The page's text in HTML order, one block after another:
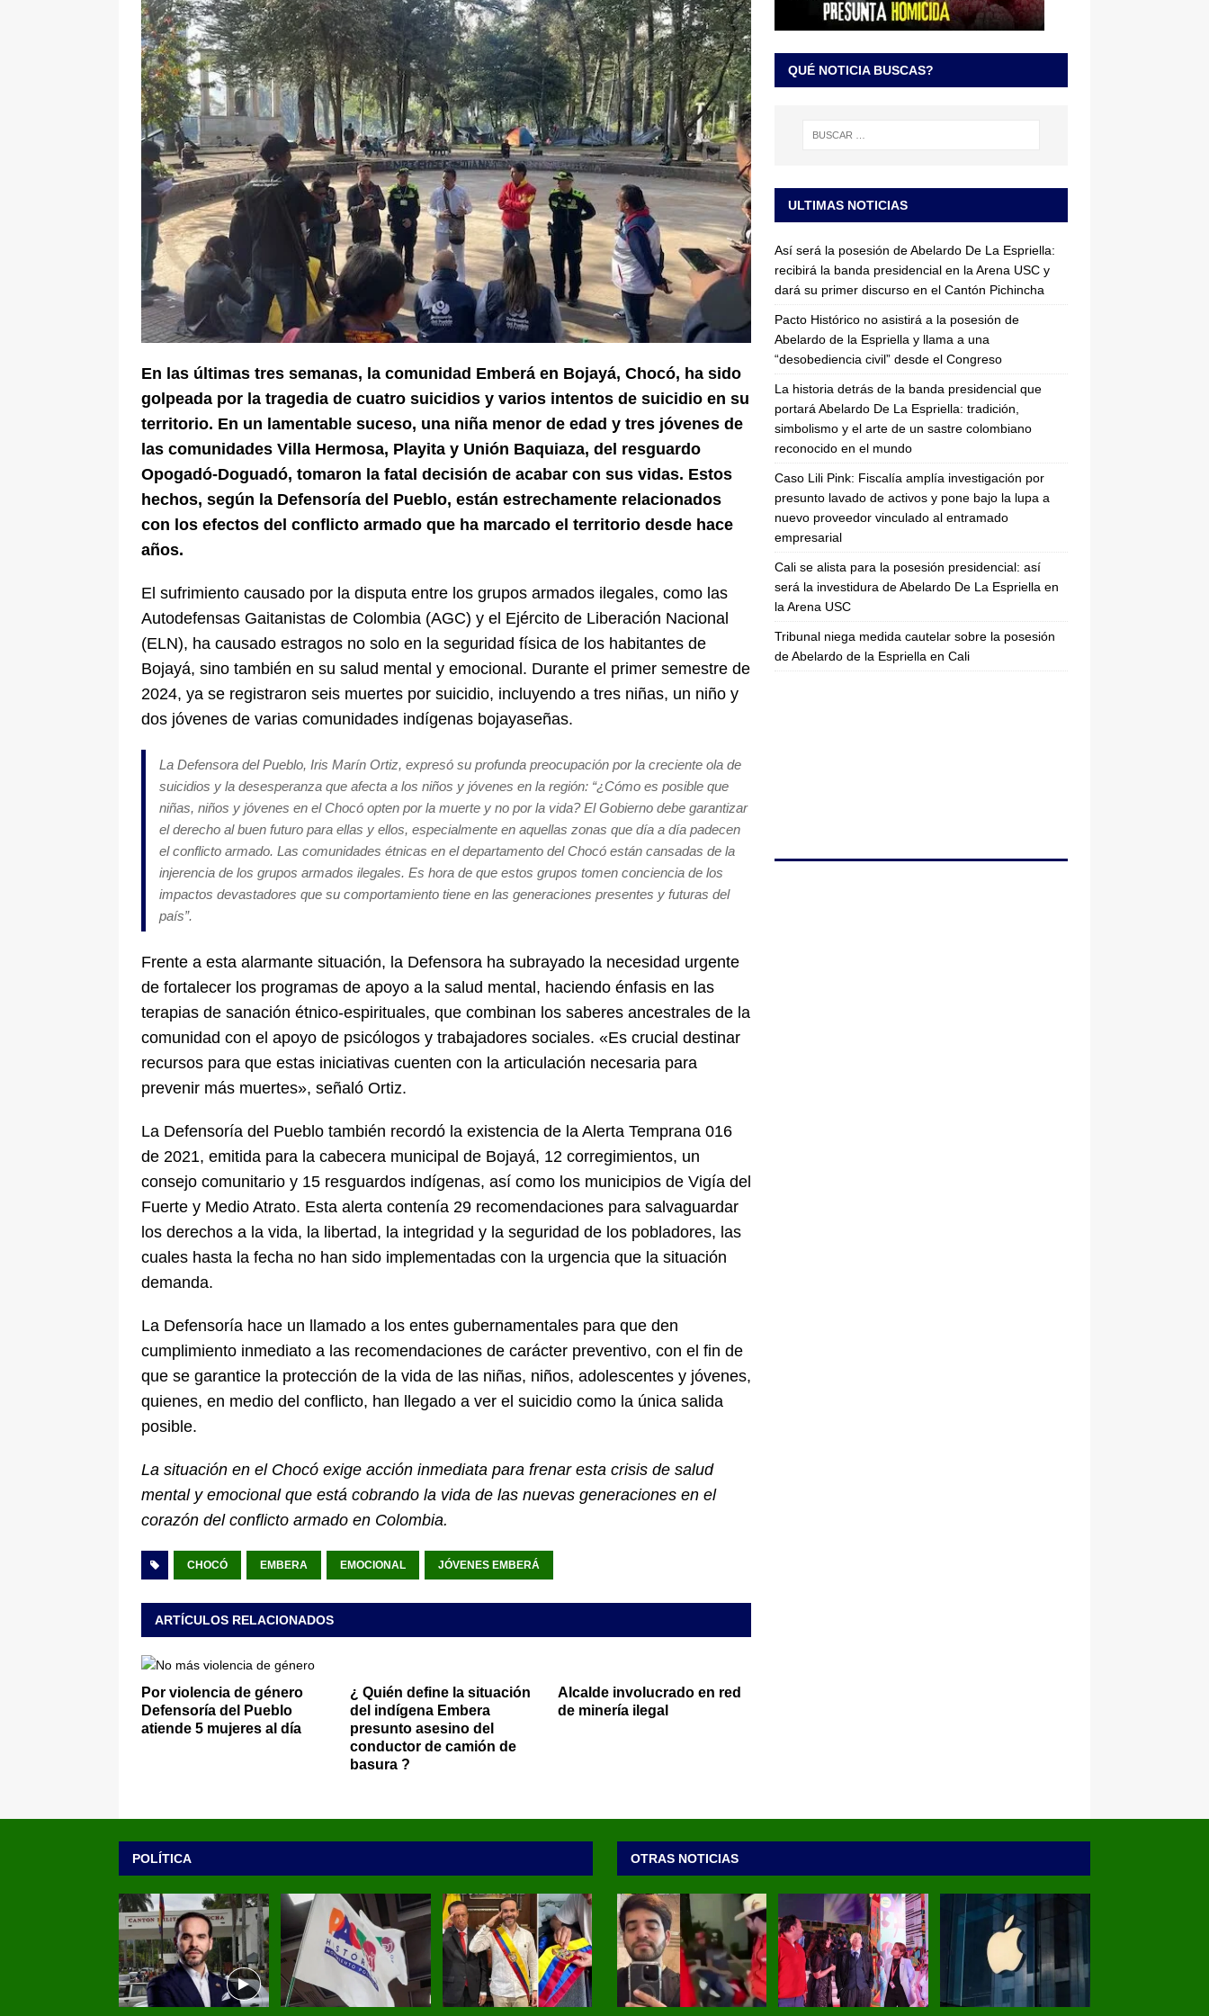
pone bajo la lupa a nuevo proveedor vinculado al entramado empresarial JUDICIALES
[ 6 de agosto de 2026 ] Cali se alista para la posesión presidencial: así será la investidura de Abelardo
De La Espriella en la Arena USC LO ÚLTIMO
En las últimas tres semanas, la comunidad Emberá en Bojayá, Chocó, ha sido
golpeada por la tragedia de cuatro suicidios y varios intentos de suicidio en su
territorio. En un lamentable suceso, una niña menor de edad y tres jóvenes de
las comunidades Villa Hermosa, Playita y Unión Baquiaza, del resguardo
Opogadó-Doguadó, tomaron la fatal decisión de acabar con sus vidas. Estos
hechos, según la Defensoría del Pueblo, están estrechamente relacionados
con los efectos del conflicto armado que ha marcado el territorio desde hace
años.
El sufrimiento causado por la disputa entre los grupos armados ilegales, como las
Autodefensas Gaitanistas de Colombia (AGC) y el Ejército de Liberación Nacional
(ELN), ha causado estragos no solo en la seguridad física de los habitantes de
Bojayá, sino también en su salud mental y emocional. Durante el primer semestre de
2024, ya se registraron seis muertes por suicidio, incluyendo a tres niñas, un niño y
dos jóvenes de varias comunidades indígenas bojayaseñas.
La Defensora del Pueblo, Iris Marín Ortiz, expresó su profunda preocupación por la creciente ola de
suicidios y la desesperanza que afecta a los niños y jóvenes en la región: “¿Cómo es posible que
niñas, niños y jóvenes en el Chocó opten por la muerte y no por la vida? El Gobierno debe garantizar
el derecho al buen futuro para ellas y ellos, especialmente en aquellas zonas que día a día padecen
el conflicto armado. Las comunidades étnicas en el departamento del Chocó están cansadas de la
injerencia de los grupos armados ilegales. Es hora de que estos grupos tomen conciencia de los
impactos devastadores que su comportamiento tiene en las generaciones presentes y futuras del
país”.
Frente a esta alarmante situación, la Defensora ha subrayado la necesidad urgente
de fortalecer los programas de apoyo a la salud mental, haciendo énfasis en las
terapias de sanación étnico-espirituales, que combinan los saberes ancestrales de la
comunidad con el apoyo de psicólogos y trabajadores sociales. «Es crucial destinar
recursos para que estas iniciativas cuenten con la articulación necesaria para
prevenir más muertes», señaló Ortiz.
La Defensoría del Pueblo también recordó la existencia de la Alerta Temprana 016
de 2021, emitida para la cabecera municipal de Bojayá, 12 corregimientos, un
consejo comunitario y 15 resguardos indígenas, así como los municipios de Vigía del
Fuerte y Medio Atrato. Esta alerta contenía 29 recomendaciones para salvaguardar
los derechos a la vida, la libertad, la integridad y la seguridad de los pobladores, las
cuales hasta la fecha no han sido implementadas con la urgencia que la situación
demanda.
La Defensoría hace un llamado a los entes gubernamentales para que den
cumplimiento inmediato a las recomendaciones de carácter preventivo, con el fin de
que se garantice la protección de la vida de las niñas, niños, adolescentes y jóvenes,
quienes, en medio del conflicto, han llegado a ver el suicidio como la única salida
posible.
La situación en el Chocó exige acción inmediata para frenar esta crisis de salud
mental y emocional que está cobrando la vida de las nuevas generaciones en el
corazón del conflicto armado en Colombia.
CHOCÓ EMBERA EMOCIONAL JÓVENES EMBERÁ
ARTÍCULOS RELACIONADOS
Por violencia de género
Defensoría del Pueblo
atiende 5 mujeres al día
¿ Quién define la situación
del indígena Embera
presunto asesino del
conductor de camión de
basura ?
Alcalde involucrado en red
de minería ilegal
QUÉ NOTICIA BUSCAS?
ULTIMAS NOTICIAS
Así será la posesión de Abelardo De La Espriella:
recibirá la banda presidencial en la Arena USC y
dará su primer discurso en el Cantón Pichincha
Pacto Histórico no asistirá a la posesión de
Abelardo de la Espriella y llama a una
“desobediencia civil” desde el Congreso
La historia detrás de la banda presidencial que
portará Abelardo De La Espriella: tradición,
simbolismo y el arte de un sastre colombiano
reconocido en el mundo
Caso Lili Pink: Fiscalía amplía investigación por
presunto lavado de activos y pone bajo la lupa a
nuevo proveedor vinculado al entramado
empresarial
Cali se alista para la posesión presidencial: así
será la investidura de Abelardo De La Espriella en
la Arena USC
Tribunal niega medida cautelar sobre la posesión
de Abelardo de la Espriella en Cali
POLÍTICA OTRAS NOTICIAS